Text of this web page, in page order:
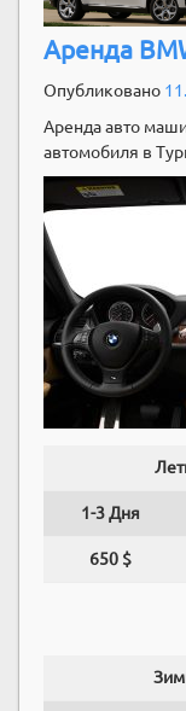
Аренда
Опубликовано
Аренда авто
автомобиля в
1-3 Дня
650 $